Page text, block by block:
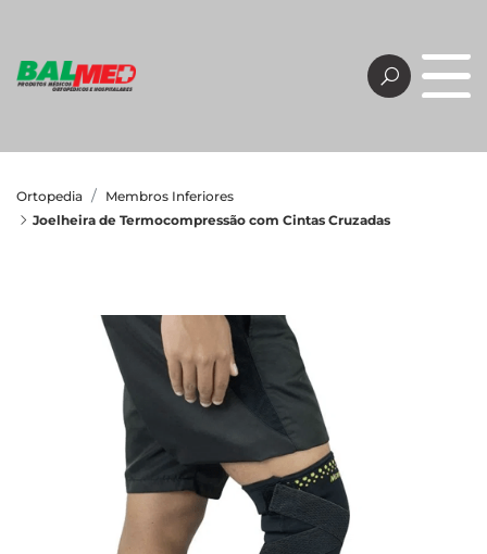
Ortopedia
Membros Inferiores
Joelheira de Termocompressão com Cintas Cruzadas